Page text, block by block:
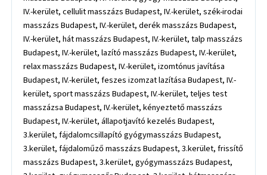
IV.-kerület, cellulit masszázs Budapest, IV.-kerület, szék-irodai
masszázs Budapest, IV.-kerület, derék masszázs Budapest,
IV.-kerület, hát masszázs Budapest, IV.-kerület, talp masszázs
Budapest, IV.-kerület, lazító masszázs Budapest, IV.-kerület,
relax masszázs Budapest, IV.-kerület, izomtónus javítása
Budapest, IV.-kerület, feszes izomzat lazítása Budapest, IV.-
kerület, sport masszázs Budapest, IV.-kerület, teljes test
masszázsa Budapest, IV.-kerület, kényeztető masszázs
Budapest, IV.-kerület, állapotjavító kezelés Budapest,
3.kerület, fájdalomcsillapító gyógymasszázs Budapest,
3.kerület, fájdaloműző masszázs Budapest, 3.kerület, frissítő
masszázs Budapest, 3.kerület, gyógymasszázs Budapest,